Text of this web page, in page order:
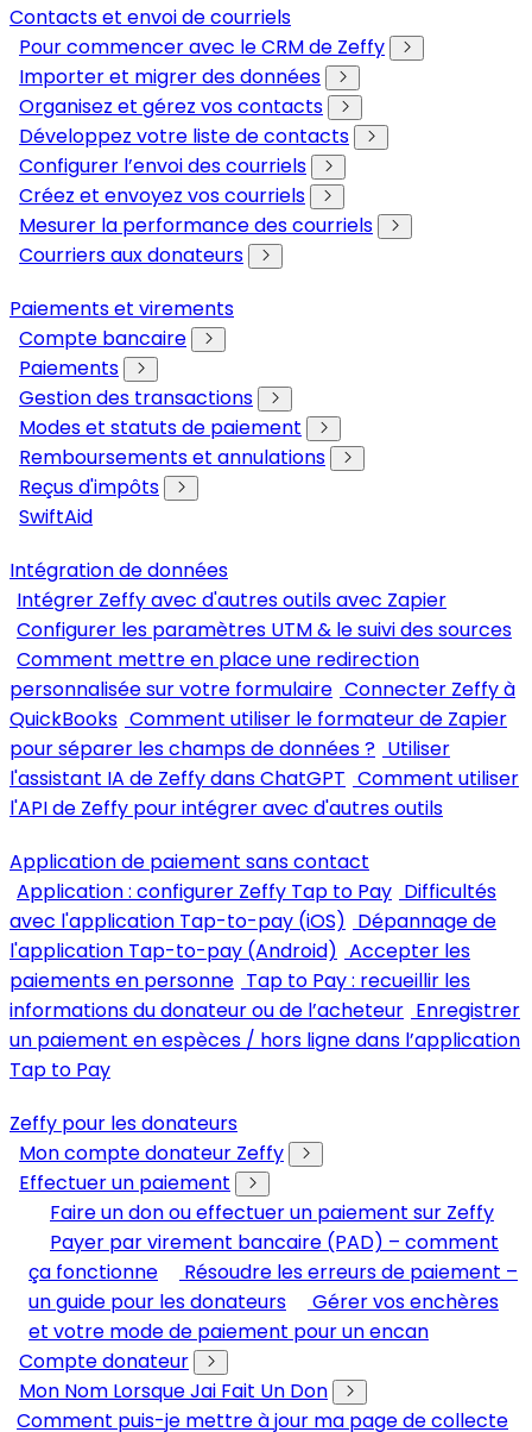
Contacts et envoi de courriels
Pour commencer avec le CRM de Zeffy
Importer et migrer des données
Organisez et gérez vos contacts
Développez votre liste de contacts
Configurer l’envoi des courriels
Créez et envoyez vos courriels
Mesurer la performance des courriels
Courriers aux donateurs
Paiements et virements
Compte bancaire
Paiements
Gestion des transactions
Modes et statuts de paiement
Remboursements et annulations
Reçus d'impôts
SwiftAid
Intégration de données
Intégrer Zeffy avec d'autres outils avec Zapier
Configurer les paramètres UTM & le suivi des sources
Comment mettre en place une redirection
personnalisée sur votre formulaire Connecter Zeffy à
QuickBooks Comment utiliser le formateur de Zapier
pour séparer les champs de données ? Utiliser
l'assistant IA de Zeffy dans ChatGPT Comment utiliser
l'API de Zeffy pour intégrer avec d'autres outils
Application de paiement sans contact
Application : configurer Zeffy Tap to Pay Difficultés
avec l'application Tap-to-pay (iOS) Dépannage de
l'application Tap-to-pay (Android) Accepter les
paiements en personne Tap to Pay : recueillir les
informations du donateur ou de l’acheteur Enregistrer
un paiement en espèces / hors ligne dans l’application
Tap to Pay
Zeffy pour les donateurs
Mon compte donateur Zeffy
Effectuer un paiement
Faire un don ou effectuer un paiement sur Zeffy
Payer par virement bancaire (PAD) – comment
ça fonctionne
Résoudre les erreurs de paiement –
un guide pour les donateurs
Gérer vos enchères
et votre mode de paiement pour un encan
Compte donateur
Mon Nom Lorsque Jai Fait Un Don
Comment puis-je mettre à jour ma page de collecte